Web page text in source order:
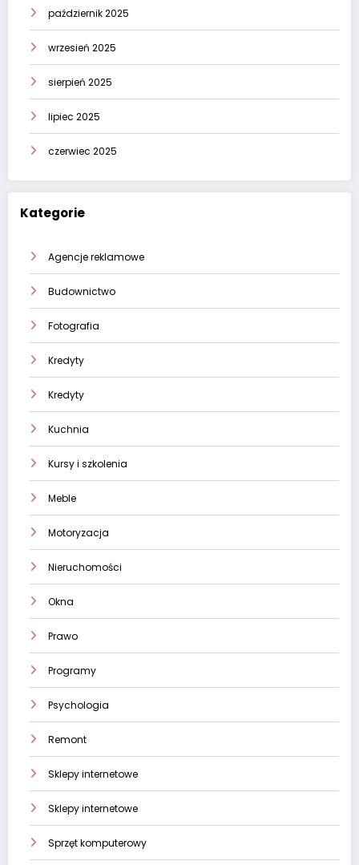
październik 2025
wrzesień 2025
sierpień 2025
lipiec 2025
czerwiec 2025
Kategorie
Agencje reklamowe
Budownictwo
Fotografia
Kredyty
Kredyty
Kuchnia
Kursy i szkolenia
Meble
Motoryzacja
Nieruchomości
Okna
Prawo
Programy
Psychologia
Remont
Sklepy internetowe
Sklepy internetowe
Sprzęt komputerowy